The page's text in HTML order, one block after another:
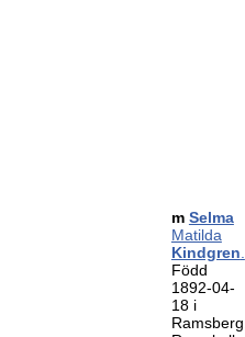
m Selma
Matilda
Kindgren
Född
1892-04-
18 i
Ramsberg,